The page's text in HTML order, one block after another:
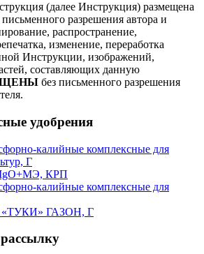
(далее Инструкция) размещена
письменного разрешения автора и
распространение,
изменение, переработка
Инструкции, изображений,
составляющих данную
без письменного разрешения
удобрения
калийные комплексные для
Г
КРП
калийные комплексные для
«ТУКИ» ГАЗОН, Г